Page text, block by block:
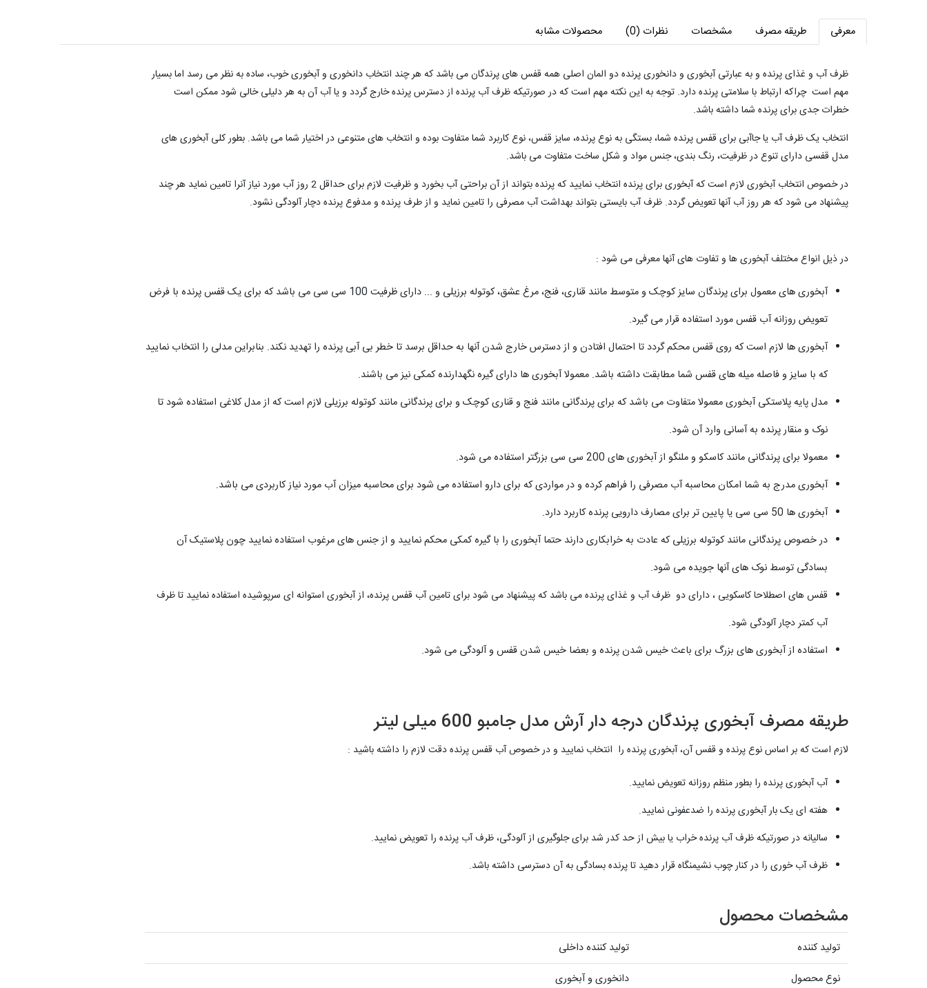
معرفی طریقه مصرف مشخصات نظرات (0) محصولات مشابه
ظرف آب و غذای پرنده و به عبارتی آبخوری و دانخوری پرنده دو المان اصلی همه قفس های پرندگان می باشد که هر چند انتخاب دانخوری و آبخوری خوب، ساده به نظر می رسد اما بسیار
مهم است چراکه ارتباط با سلامتی پرنده دارد. توجه به این نکته مهم است که در صورتیکه ظرف آب پرنده از دسترس پرنده خارج گردد و یا آب آن به هر دلیلی خالی شود ممکن است
خطرات جدی برای پرنده شما داشته باشد.
انتخاب یک ظرف آب یا جاآبی برای قفس پرنده شما، بستگی به نوع پرنده، سایز قفس، نوع کاربرد شما متفاوت بوده و انتخاب های متنوعی در اختیار شما می باشد. بطور کلی آبخوری های
مدل قفسی دارای تنوع در ظرفیت، رنگ بندی، جنس مواد و شکل ساخت متفاوت می باشد.
در خصوص انتخاب آبخوری لازم است که آبخوری برای پرنده انتخاب نمایید که پرنده بتواند از آن براحتی آب بخورد و ظرفیت لازم برای حداقل 2 روز آب مورد نیاز آنرا تامین نماید هر چند
پیشنهاد می شود که هر روز آب آنها تعویض گردد. ظرف آب بایستی بتواند بهداشت آب مصرفی را تامین نماید و از طرف پرنده و مدفوع پرنده دچار آلودگی نشود.
در ذیل انواع مختلف آبخوری ها و تفاوت های آنها معرفی می شود :
آبخوری های معمول برای پرندگان سایز کوچک و متوسط مانند قناری، فنج، مرغ عشق، کوتوله برزیلی و ... دارای ظرفیت 100 سی سی می باشد که برای یک قفس پرنده با فرض
تعویض روزانه آب قفس مورد استفاده قرار می گیرد.
آبخوری ها لازم است که روی قفس محکم گردد تا احتمال افتادن و از دسترس خارج شدن آنها به حداقل برسد تا خطر بی آبی پرنده را تهدید نکند. بنابراین مدلی را انتخاب نمایید
که با سایز و فاصله میله های قفس شما مطابقت داشته باشد. معمولا آبخوری ها دارای گیره نگهدارنده کمکی نیز می باشند.
مدل پایه پلاستکی آبخوری معمولا متفاوت می باشد که برای پرندگانی مانند فنج و قناری کوچک و برای پرندگانی مانند کوتوله برزیلی لازم است که از مدل کلاغی استفاده شود تا
نوک و منقار پرنده به آسانی وارد آن شود.
معمولا برای پرندگانی مانند کاسکو و ملنگو از آبخوری های 200 سی سی بزرگتر استفاده می شود.
آبخوری مدرج به شما امکان محاسبه آب مصرفی را فراهم کرده و در مواردی که برای دارو استفاده می شود برای محاسبه میزان آب مورد نیاز کاربردی می باشد.
آبخوری ها 50 سی سی یا پایین تر برای مصارف دارویی پرنده کاربرد دارد.
در خصوص پرندگانی مانند کوتوله برزیلی که عادت به خرابکاری دارند حتما آبخوری را با گیره کمکی محکم نمایید و از جنس های مرغوب استفاده نمایید چون پلاستیک آن
بسادگی توسط نوک های آنها جویده می شود.
قفس های اصطلاحا کاسکویی ، دارای دو ظرف آب و غذای پرنده می باشد که پیشنهاد می شود برای تامین آب قفس پرنده، از آبخوری استوانه ای سرپوشیده استفاده نمایید تا ظرف
آب کمتر دچار آلودگی شود.
استفاده از آبخوری های بزرگ برای باعث خیس شدن پرنده و بعضا خیس شدن قفس و آلودگی می شود.
طریقه مصرف آبخوری پرندگان درجه دار آرش مدل جامبو 600 میلی لیتر
لازم است که بر اساس نوع پرنده و قفس آن، آبخوری پرنده را انتخاب نمایید و در خصوص آب قفس پرنده دقت لازم را داشته باشید :
آب آبخوری پرنده را بطور منظم روزانه تعویض نمایید.
هفته ای یک بار آبخوری پرنده را ضدعفونی نمایید.
سالیانه در صورتیکه ظرف آب پرنده خراب یا بیش از حد کدر شد برای جلوگیری از آلودگی، ظرف آب پرنده را تعویض نمایید.
ظرف آب خوری را در کنار چوب نشیمنگاه قرار دهید تا پرنده بسادگی به آن دسترسی داشته باشد.
مشخصات محصول
تولید کننده
تولید کننده داخلی
نوع محصول
دانخوری و آبخوری